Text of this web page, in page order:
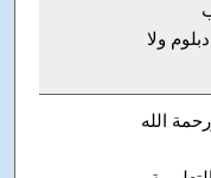
ولا
الله